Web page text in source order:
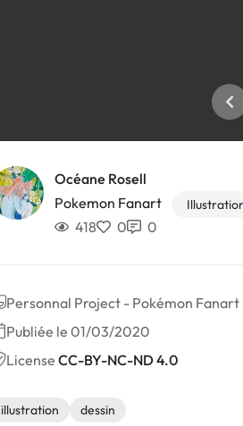
Océane Rosell
Pokemon Fanart
418 0 0
Personnal Project - Pokémon Fanart
Publiée le 01/03/2020
License CC-BY-NC-ND 4.0
illustration dessin